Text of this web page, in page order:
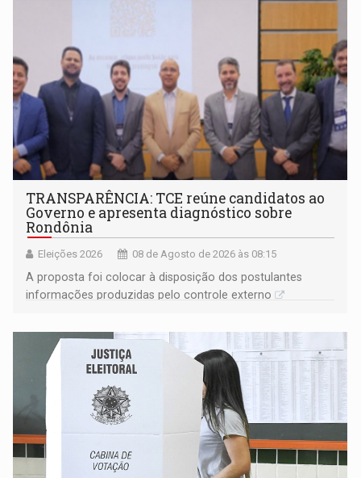
TRANSPARÊNCIA: TCE reúne candidatos ao
Governo e apresenta diagnóstico sobre
Rondônia
Eleições 2026 08 de Agosto de 2026 às 08:15
A proposta foi colocar à disposição dos postulantes
informações produzidas pelo controle externo